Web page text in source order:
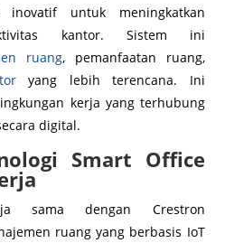
inovatif untuk meningkatkan
kantor. Sistem ini
ruang, pemanfaatan ruang,
yang lebih terencana. Ini
kerja yang terhubung
digital.
Smart Office
sama dengan Crestron
ruang yang berbasis IoT